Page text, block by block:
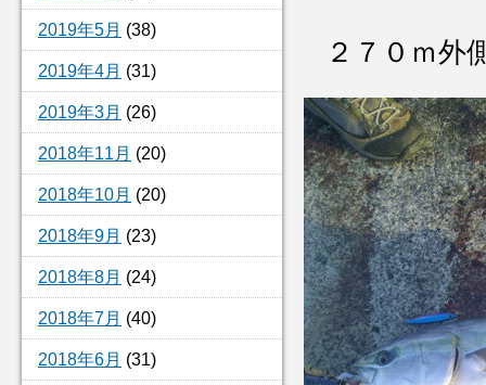
2019年5月 (38)
2019年4月 (31)
2019年3月 (26)
2018年11月 (20)
2018年10月 (20)
2018年9月 (23)
2018年8月 (24)
2018年7月 (40)
2018年6月 (31)
２７０ｍ